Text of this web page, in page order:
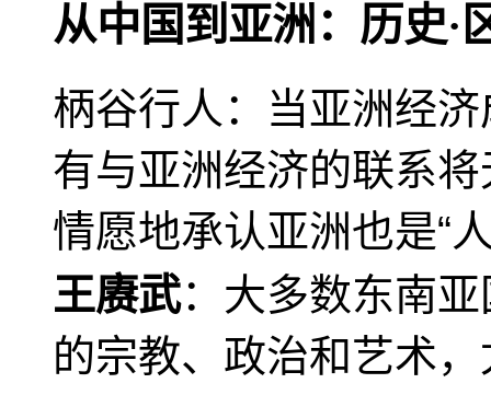
从中国到亚洲：历史·
柄谷行人：当亚洲经
有与亚洲经济的联系
情愿地承认亚洲也是“
王赓武：大多数东南
的宗教、政治和艺术